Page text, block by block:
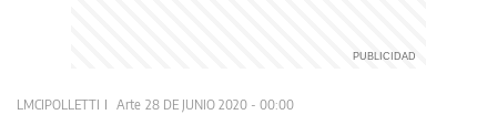
LMCIPOLLETTI Arte 28 DE JUNIO 2020 - 00:00